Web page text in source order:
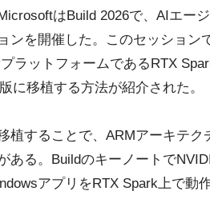
はBuild 2026で、AIエー
ンを開催した。このセッション
ラットフォームであるRTX
に移植する方法が紹介された。
植することで、ARMアーキテ
ある。Buildのキーノートで
アプリをRTX Spark上で動